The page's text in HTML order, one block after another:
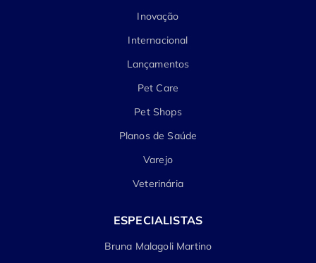
Inovação
Internacional
Lançamentos
Pet Care
Pet Shops
Planos de Saúde
Varejo
Veterinária
ESPECIALISTAS
Bruna Malagoli Martino